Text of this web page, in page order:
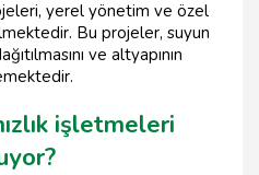
yerel yönetim ve özel
Bu projeler, suyun
ve altyapının
işletmeleri